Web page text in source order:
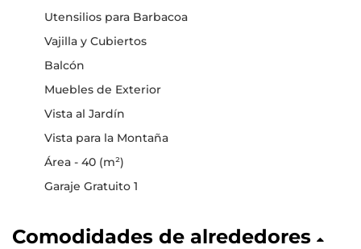
Utensilios para Barbacoa
Vajilla y Cubiertos
Balcón
Muebles de Exterior
Vista al Jardín
Vista para la Montaña
Área - 40 (m²)
Garaje Gratuito 1
Comodidades de alrededores